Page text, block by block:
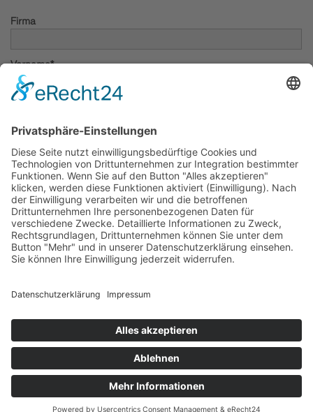
Firma
Vorname*
E-Mail*
Einwilligung Newsletter / Datenschutzerklärung*
Ich stimme zu, den Newsletter von TECHNE SPHERE LEIPZIG
GmbH zu erhalten und bin mit der Verarbeitung meiner
persönlichen Daten zur Zusendung des Newsletters gemäß der
kontakt@technesphere.dewiderrufen.
ANMELDEN